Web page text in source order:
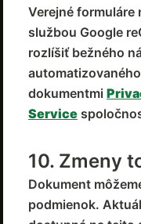
Verejné formuláre
službou Google
rozlíšiť bežného
dokumentmi
Service
10. Zmeny
Dokument
podmienok.